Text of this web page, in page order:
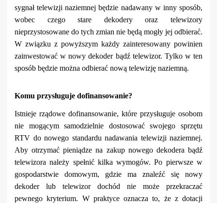
sygnał telewizji naziemnej będzie nadawany w inny sposób,
wobec czego stare dekodery oraz telewizory
nieprzystosowane do tych zmian nie będą mogły jej odbierać.
W związku z powyższym każdy zainteresowany powinien
zainwestować w nowy dekoder bądź telewizor. Tylko w ten
sposób będzie można odbierać nową telewizję naziemną.
Komu przysługuje dofinansowanie?
Istnieje rządowe dofinansowanie, które przysługuje osobom
nie mogącym samodzielnie dostosować swojego sprzętu
RTV do nowego standardu nadawania telewizji naziemnej.
Aby otrzymać pieniądze na zakup nowego dekodera bądź
telewizora należy spełnić kilka wymogów. Po pierwsze w
gospodarstwie domowym, gdzie ma znaleźć się nowy
dekoder lub telewizor dochód nie może przekraczać
pewnego kryterium. W praktyce oznacza to, że z dotacji